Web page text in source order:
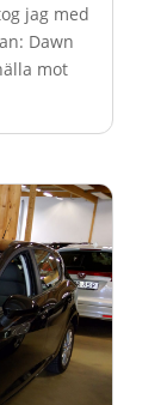
jag med
Dawn
mot